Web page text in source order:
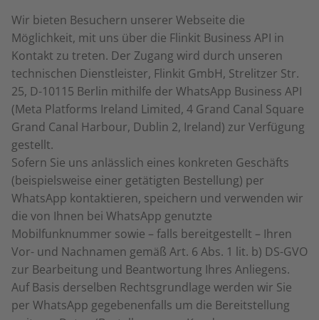
Wir bieten Besuchern unserer Webseite die
Möglichkeit, mit uns über die Flinkit Business API in
Kontakt zu treten. Der Zugang wird durch unseren
technischen Dienstleister, Flinkit GmbH, Strelitzer Str.
25, D-10115 Berlin mithilfe der WhatsApp Business API
(Meta Platforms Ireland Limited, 4 Grand Canal Square
Grand Canal Harbour, Dublin 2, Ireland) zur Verfügung
gestellt.
Sofern Sie uns anlässlich eines konkreten Geschäfts
(beispielsweise einer getätigten Bestellung) per
WhatsApp kontaktieren, speichern und verwenden wir
die von Ihnen bei WhatsApp genutzte
Mobilfunknummer sowie – falls bereitgestellt – Ihren
Vor- und Nachnamen gemäß Art. 6 Abs. 1 lit. b) DS-GVO
zur Bearbeitung und Beantwortung Ihres Anliegens.
Auf Basis derselben Rechtsgrundlage werden wir Sie
per WhatsApp gegebenenfalls um die Bereitstellung